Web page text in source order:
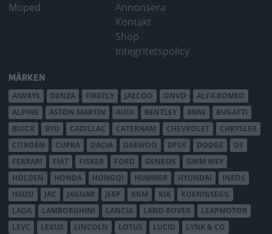
Moped
Annonsera
Kontakt
Shop
Integritetspolicy
MÄRKEN
AIWAYS DENZA FIREFLY JAECOO ONVO
ALFA ROMEO
ALPINE
ASTON MARTIN AUDI BENTLEY BMW
BUGATTI
BUICK
BYD CADILLAC CATERHAM CHEVROLET
CHRYSLER
CITROËN
CUPRA DACIA DAEWOO DFSK DODGE
DS
FERRARI
FIAT FISKER FORD GENESIS
GWM WEY
HOLDEN
HONDA HONGQI HUMMER HYUNDAI
INEOS
ISUZU
JAC JAGUAR JEEP KGM KIA
KOENIGSEGG
LADA
LAMBORGHINI LANCIA LAND ROVER
LEAPMOTOR
LEVC
LEXUS LINCOLN LOTUS LUCID LYNK & CO